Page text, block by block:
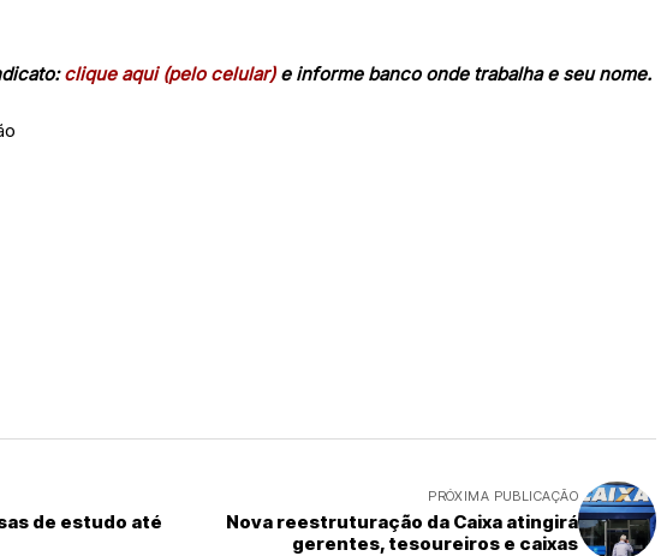
clique aqui (pelo celular)e informe banco onde trabalha e seu nome.
de estudo até
PRÓXIMA PUBLICAÇÃO
Nova reestruturação da Caixa atingirá
gerentes, tesoureiros e caixas